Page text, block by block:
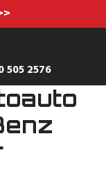
505 2576